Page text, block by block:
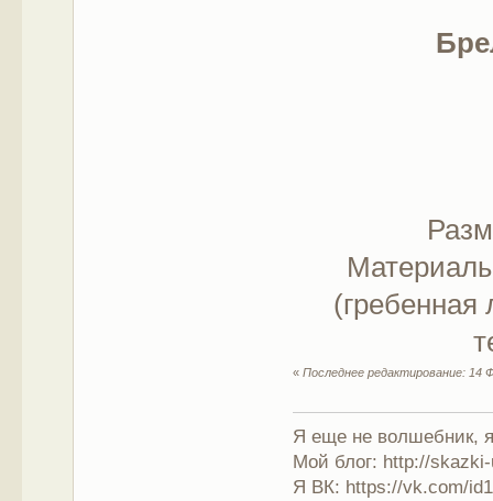
(гребенная
«Последнее редактирование: 14
Я еще не волшебник,
Мой блог: http://
Я ВК: https://vk.com/